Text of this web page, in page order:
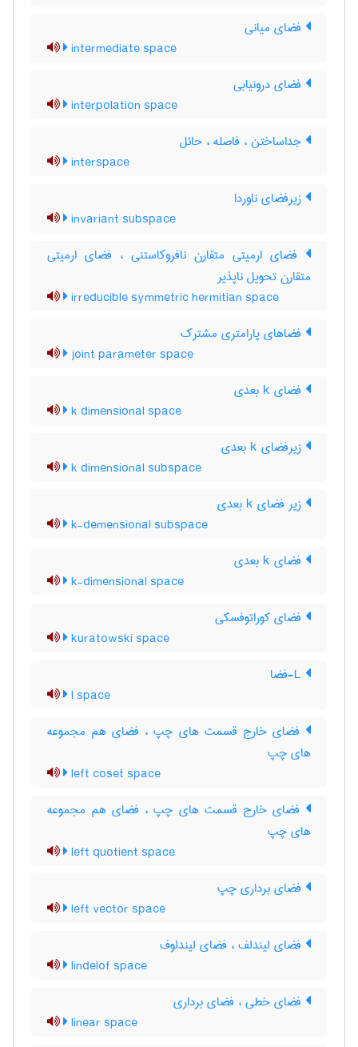
فضای میانی
intermediate space
فضای درونیابی
interpolation space
جداساختن ، فاصله ، حائل
interspace
زیرفضای ناوردا
invariant subspace
فضای ارمیتی متقارن نافروکاستنی ، فضای ارمیتی
متقارن تحویل ناپذیر
irreducible symmetric hermitian space
فضاهای پارامتری مشترک
joint parameter space
فضای k بعدی
k dimensional space
زیرفضای k بعدی
k dimensional subspace
زیر فضای k بعدی
k-demensional subspace
فضای k بعدی
k-dimensional space
فضای کوراتوفسکی
kuratowski space
l space
فضای خارج قسمت های چپ ، فضای هم مجموعه
های چپ
left coset space
فضای خارج قسمت های چپ ، فضای هم مجموعه
های چپ
left quotient space
فضای برداری چپ
left vector space
فضای لیندلف ، فضای لیندلوف
lindelof space
فضای خطی ، فضای برداری
linear space